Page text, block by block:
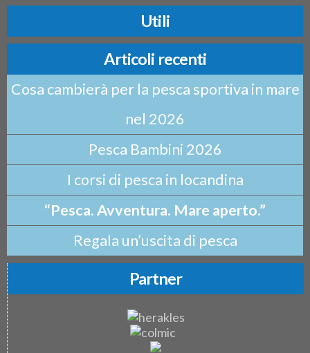
Utili
Articoli recenti
Cosa cambierà per la pesca sportiva in mare
nel 2026
Pesca Bambini 2026
I corsi di pesca in locandina
“Pesca. Avventura. Mare aperto.”
Regala un’uscita di pesca
Partner